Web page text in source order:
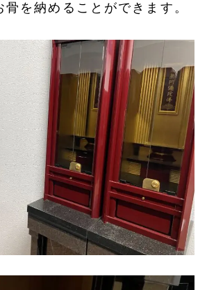
骨を納めることができます。